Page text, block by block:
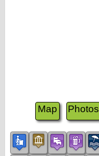
Map Photos